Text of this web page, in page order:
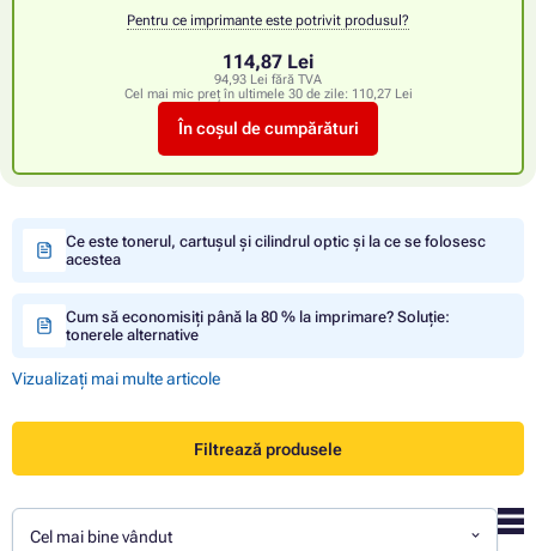
Pentru ce imprimante este potrivit produsul?
114,87 Lei
94,93 Lei fără TVA
Cel mai mic preț în ultimele 30 de zile: 110,27 Lei
În coșul de cumpărături
Ce este tonerul, cartușul și cilindrul optic și la ce se folosesc
acestea
Cum să economisiți până la 80 % la imprimare? Soluție:
tonerele alternative
Vizualizați mai multe articole
Filtrează produsele
Cel mai bine vândut